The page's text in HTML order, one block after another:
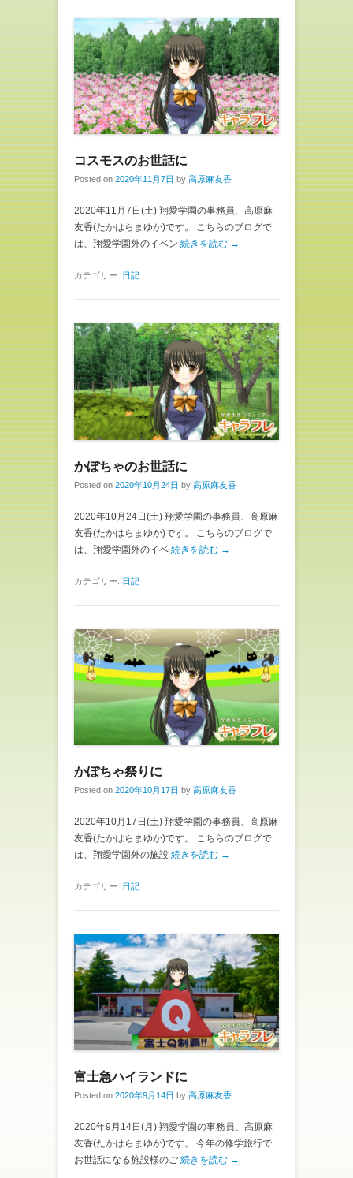
コスモスのお世話に
Posted on 2020年11月7日 by 高原麻友香
2020年11月7日(土) 翔愛学園の事務員、高原麻
友香(たかはらまゆか)です。 こちらのブログで
は、翔愛学園外のイベン 続きを読む →
カテゴリー: 日記
かぼちゃのお世話に
Posted on 2020年10月24日 by 高原麻友香
2020年10月24日(土) 翔愛学園の事務員、高原麻
友香(たかはらまゆか)です。 こちらのブログで
は、翔愛学園外のイベ 続きを読む →
カテゴリー: 日記
かぼちゃ祭りに
Posted on 2020年10月17日 by 高原麻友香
2020年10月17日(土) 翔愛学園の事務員、高原麻
友香(たかはらまゆか)です。 こちらのブログで
は、翔愛学園外の施設 続きを読む →
カテゴリー: 日記
富士急ハイランドに
Posted on 2020年9月14日 by 高原麻友香
2020年9月14日(月) 翔愛学園の事務員、高原麻
友香(たかはらまゆか)です。 今年の修学旅行で
お世話になる施設様のご 続きを読む →